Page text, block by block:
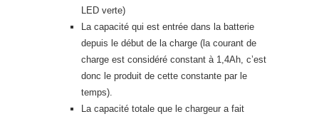
LED verte)
La capacité qui est entrée dans la batterie
depuis le début de la charge (la courant de
charge est considéré constant à 1,4Ah, c’est
donc le produit de cette constante par le
temps).
La capacité totale que le chargeur a fait